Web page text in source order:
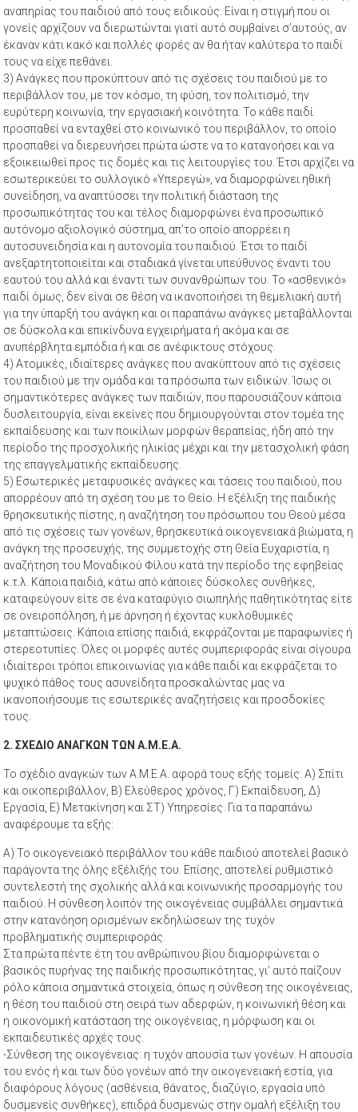
αναπηρίας του παιδιού από τους ειδικούς. Είναι η στιγμή που οι
γονείς αρχίζουν να διερωτώνται γιατί αυτό συμβαίνει σ’αυτούς, αν
έκαναν κάτι κακό και πολλές φορές αν θα ήταν καλύτερα το παιδί
τους να είχε πεθάνει.
3) Ανάγκες που προκύπτουν από τις σχέσεις του παιδιού με το
περιβάλλον του, με τον κόσμο, τη φύση, τον πολιτισμό, την
ευρύτερη κοινωνία, την εργασιακή κοινότητα. Το κάθε παιδί
προσπαθεί να ενταχθεί στο κοινωνικό του περιβάλλον, το οποίο
προσπαθεί να διερευνήσει πρώτα ώστε να το κατανοήσει και να
εξοικειωθεί προς τις δομές και τις λειτουργίες του. Έτσι αρχίζει να
εσωτερικεύει το συλλογικό «Υπερεγώ», να διαμορφώνει ηθική
συνείδηση, να αναπτύσσει την πολιτική διάσταση της
προσωπικότητας του και τέλος διαμορφώνει ένα προσωπικό
αυτόνομο αξιολογικό σύστημα, απ’το οποίο απορρέει η
αυτοσυνειδησία και η αυτονομία του παιδιού. Έτσι το παιδί
ανεξαρτητοποιείται και σταδιακά γίνεται υπεύθυνος έναντι του
εαυτού του αλλά και έναντι των συνανθρώπων του. Το «ασθενικό»
παιδί όμως, δεν είναι σε θέση να ικανοποιήσει τη θεμελιακή αυτή
για την ύπαρξή του ανάγκη και οι παραπάνω ανάγκες μεταβάλλονται
σε δύσκολα και επικίνδυνα εγχειρήματα ή ακόμα και σε
ανυπέρβλητα εμπόδια ή και σε ανέφικτους στόχους.
4) Ατομικές, ιδιαίτερες ανάγκες που ανακύπτουν από τις σχέσεις
του παιδιού με την ομάδα και τα πρόσωπα των ειδικών. Ίσως οι
σημαντικότερες ανάγκες των παιδιών, που παρουσιάζουν κάποια
δυσλειτουργία, είναι εκείνες που δημιουργούνται στον τομέα της
εκπαίδευσης και των ποικίλων μορφών θεραπείας, ήδη από την
περίοδο της προσχολικής ηλικίας μέχρι και την μετασχολική φάση
της επαγγελματικής εκπαίδευσης.
5) Εσωτερικές μεταφυσικές ανάγκες και τάσεις του παιδιού, που
απορρέουν από τη σχέση του με το Θείο. Η εξέλιξη της παιδικής
θρησκευτικής πίστης, η αναζήτηση του πρόσωπου του Θεού μέσα
από τις σχέσεις των γονέων, θρησκευτικά οικογενειακά βιώματα, η
ανάγκη της προσευχής, της συμμετοχής στη Θεία Ευχαριστία, η
αναζήτηση του Μοναδικού Φίλου κατά την περίοδο της εφηβείας
κ.τ.λ. Κάποια παιδιά, κάτω από κάποιες δύσκολες συνθήκες,
καταφεύγουν είτε σε ένα καταφύγιο σιωπηλής παθητικότητας είτε
σε ονειροπόληση, ή με άρνηση ή έχοντας κυκλοθυμικές
μεταπτώσεις. Κάποια επίσης παιδιά, εκφράζονται με παραφωνίες ή
στερεοτυπίες. Όλες οι μορφές αυτές συμπεριφοράς είναι σίγουρα
ιδιαίτεροι τρόποι επικοινωνίας για κάθε παιδί και εκφράζεται το
ψυχικό πάθος τους ασυνείδητα προσκαλώντας μας να
ικανοποιήσουμε τις εσωτερικές αναζητήσεις και προσδοκίες
τους.
2. ΣΧΕΔΙΟ ΑΝΑΓΚΩΝ ΤΩΝ Α.Μ.Ε.Α.
Το σχέδιο αναγκών των Α.Μ.Ε.Α. αφορά τους εξής τομείς: Α) Σπίτι
και οικοπεριβάλλον, Β) Ελεύθερος χρόνος, Γ) Εκπαίδευση, Δ)
Εργασία, Ε) Μετακίνηση και ΣΤ) Υπηρεσίες. Για τα παραπάνω
αναφέρουμε τα εξής:
Α) Το οικογενειακό περιβάλλον του κάθε παιδιού αποτελεί βασικό
παράγοντα της όλης εξέλιξής του. Επίσης, αποτελεί ρυθμιστικό
συντελεστή της σχολικής αλλά και κοινωνικής προσαρμογής του
παιδιού. Η σύνθεση λοιπόν της οικογένειας συμβάλλει σημαντικά
στην κατανόηση ορισμένων εκδηλώσεων της τυχόν
προβληματικής συμπεριφοράς.
Στα πρώτα πέντε έτη του ανθρώπινου βίου διαμορφώνεται ο
βασικός πυρήνας της παιδικής προσωπικότητας, γι’ αυτό παίζουν
ρόλο κάποια σημαντικά στοιχεία, όπως η σύνθεση της οικογένειας,
η θέση του παιδιού στη σειρά των αδερφών, η κοινωνική θέση και
η οικονομική κατάσταση της οικογένειας, η μόρφωση και οι
εκπαιδευτικές αρχές τους.
-Σύνθεση της οικογένειας: η τυχόν απουσία των γονέων. Η απουσία
του ενός ή και των δύο γονέων από την οικογενειακή εστία, για
διαφόρους λόγους (ασθένεια, θάνατος, διαζύγιο, εργασία υπό
δυσμενείς συνθήκες), επιδρά δυσμενώς στην ομαλή εξέλιξη του